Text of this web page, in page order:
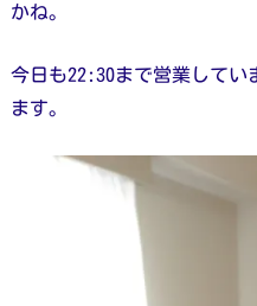
かね。
今日も22:30まで営業してい
ます。